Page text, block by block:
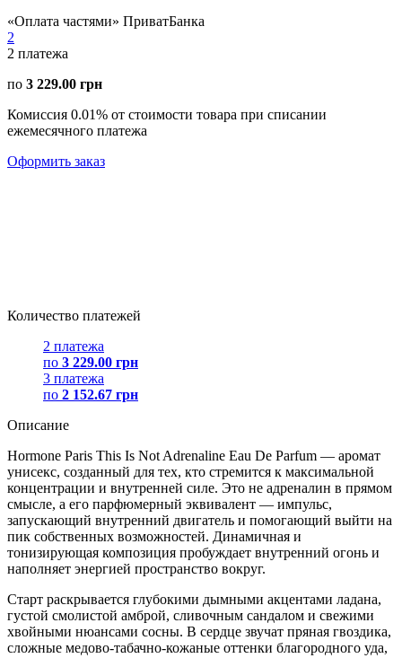
«Оплата частями» ПриватБанка
2
2 платежа
по 3 229.00 грн
Комиссия 0.01% от стоимости товара при списании
ежемесячного платежа
Оформить заказ
Количество платежей
2 платежа
по 3 229.00 грн
3 платежа
по 2 152.67 грн
Описание
Hormone Paris This Is Not Adrenaline Eau De Parfum — аромат
унисекс, созданный для тех, кто стремится к максимальной
концентрации и внутренней силе. Это не адреналин в прямом
смысле, а его парфюмерный эквивалент — импульс,
запускающий внутренний двигатель и помогающий выйти на
пик собственных возможностей. Динамичная и
тонизирующая композиция пробуждает внутренний огонь и
наполняет энергией пространство вокруг.
Старт раскрывается глубокими дымными акцентами ладана,
густой смолистой амброй, сливочным сандалом и свежими
хвойными нюансами сосны. В сердце звучат пряная гвоздика,
сложные медово-табачно-кожаные оттенки благородного уда,